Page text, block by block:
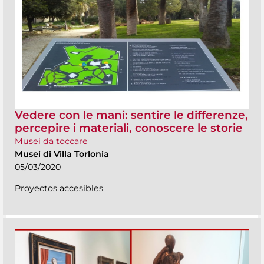
Vedere con le mani: sentire le differenze,
percepire i materiali, conoscere le storie
Musei da toccare
Musei di Villa Torlonia
05/03/2020
Proyectos accesibles